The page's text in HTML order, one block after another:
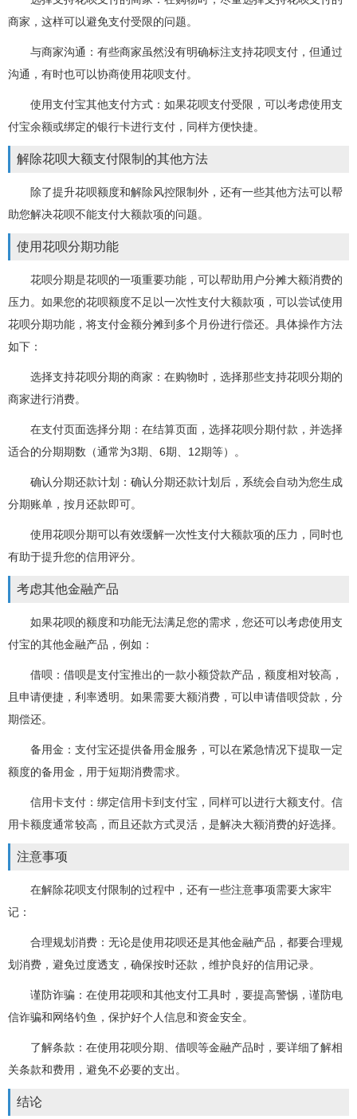
商家，这样可以避免支付受限的问题。
与商家沟通：有些商家虽然没有明确标注支持花呗支付，但通过
沟通，有时也可以协商使用花呗支付。
使用支付宝其他支付方式：如果花呗支付受限，可以考虑使用支
付宝余额或绑定的银行卡进行支付，同样方便快捷。
解除花呗大额支付限制的其他方法
除了提升花呗额度和解除风控限制外，还有一些其他方法可以帮
助您解决花呗不能支付大额款项的问题。
使用花呗分期功能
花呗分期是花呗的一项重要功能，可以帮助用户分摊大额消费的
压力。如果您的花呗额度不足以一次性支付大额款项，可以尝试使用
花呗分期功能，将支付金额分摊到多个月份进行偿还。具体操作方法
如下：
选择支持花呗分期的商家：在购物时，选择那些支持花呗分期的
商家进行消费。
在支付页面选择分期：在结算页面，选择花呗分期付款，并选择
适合的分期期数（通常为3期、6期、12期等）。
确认分期还款计划：确认分期还款计划后，系统会自动为您生成
分期账单，按月还款即可。
使用花呗分期可以有效缓解一次性支付大额款项的压力，同时也
有助于提升您的信用评分。
考虑其他金融产品
如果花呗的额度和功能无法满足您的需求，您还可以考虑使用支
付宝的其他金融产品，例如：
借呗：借呗是支付宝推出的一款小额贷款产品，额度相对较高，
且申请便捷，利率透明。如果需要大额消费，可以申请借呗贷款，分
期偿还。
备用金：支付宝还提供备用金服务，可以在紧急情况下提取一定
额度的备用金，用于短期消费需求。
信用卡支付：绑定信用卡到支付宝，同样可以进行大额支付。信
用卡额度通常较高，而且还款方式灵活，是解决大额消费的好选择。
注意事项
在解除花呗支付限制的过程中，还有一些注意事项需要大家牢
记：
合理规划消费：无论是使用花呗还是其他金融产品，都要合理规
划消费，避免过度透支，确保按时还款，维护良好的信用记录。
谨防诈骗：在使用花呗和其他支付工具时，要提高警惕，谨防电
信诈骗和网络钓鱼，保护好个人信息和资金安全。
了解条款：在使用花呗分期、借呗等金融产品时，要详细了解相
关条款和费用，避免不必要的支出。
结论